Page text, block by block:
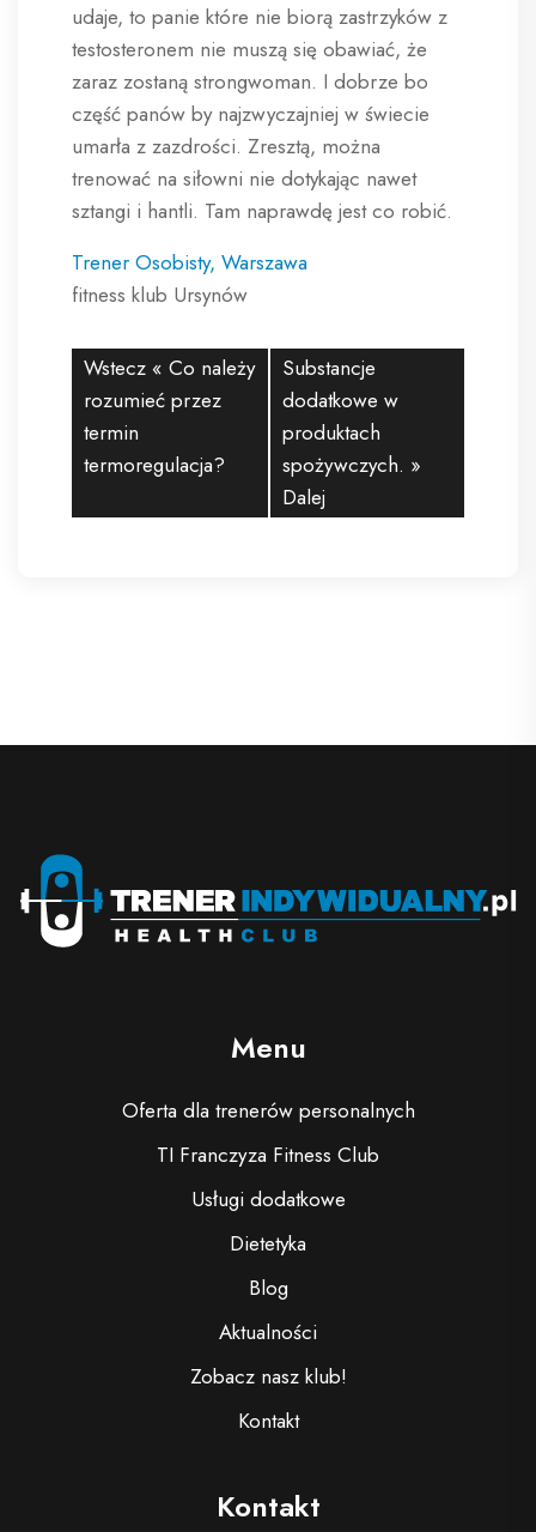
udaje, to panie które nie biorą zastrzyków z
testosteronem nie muszą się obawiać, że
zaraz zostaną strongwoman. I dobrze bo
część panów by najzwyczajniej w świecie
umarła z zazdrości. Zresztą, można
trenować na siłowni nie dotykając nawet
sztangi i hantli. Tam naprawdę jest co robić.
Trener Osobisty, Warszawa
fitness klub Ursynów
Wstecz « Co należy
rozumieć przez
termin
termoregulacja?
Substancje
dodatkowe w
produktach
spożywczych. »
Dalej
Menu
Oferta dla trenerów personalnych
TI Franczyza Fitness Club
Usługi dodatkowe
Dietetyka
Blog
Aktualności
Zobacz nasz klub!
Kontakt
Kontakt